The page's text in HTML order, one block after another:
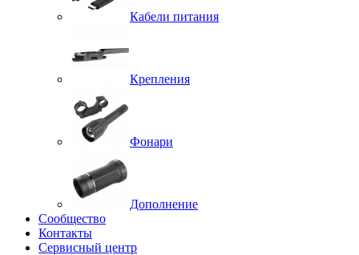
Кабели питания
Крепления
Фонари
Дополнение
Сообщество
Контакты
Сервисный центр